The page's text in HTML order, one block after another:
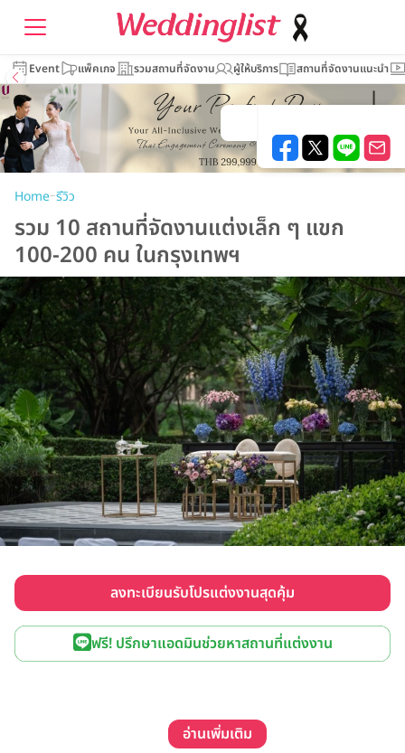
Event แพ็คเกจ รวมสถานที่จัดงาน ผู้ให้บริการ สถานที่จัดงานแนะนำ
Home–รีวิว
รวม 10 สถานที่จัดงานแต่งเล็ก ๆ แขก
100-200 คน ในกรุงเทพฯ
ลงทะเบียนรับโปรแต่งงานสุดคุ้ม
ฟรี! ปรึกษาแอดมินช่วยหาสถานที่แต่งงาน
อ่านเพิ่มเติม